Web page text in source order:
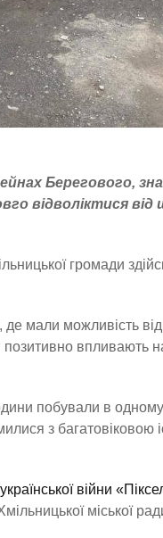
Берегового,
відволіктися від
громади
мали можливість
впливають
побували в
з багатовіковою
війни
міської